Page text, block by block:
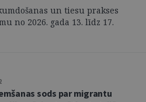
un tiesu prakses
no 2026. gada 13. līdz 17.
sods par migrantu